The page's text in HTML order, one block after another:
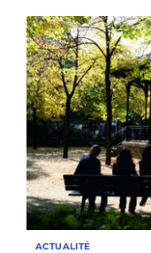
ACTUALITÉ